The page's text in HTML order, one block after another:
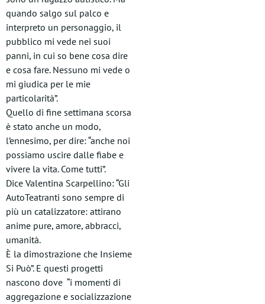
quando salgo sul palco e
interpreto un personaggio, il
pubblico mi vede nei suoi
panni, in cui so bene cosa dire
e cosa fare. Nessuno mi vede o
mi giudica per le mie
particolarità”.
Quello di fine settimana scorsa
è stato anche un modo,
l’ennesimo, per dire: “anche noi
possiamo uscire dalle fiabe e
vivere la vita. Come tutti”.
Dice Valentina Scarpellino: “Gli
AutoTeatranti sono sempre di
più un catalizzatore: attirano
anime pure, amore, abbracci,
umanità.
È la dimostrazione che Insieme
Si Può”. E questi progetti
nascono dove “i momenti di
aggregazione e socializzazione